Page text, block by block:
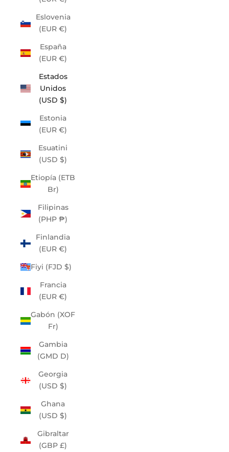
Eslovenia
(EUR €)
España
(EUR €)
Estados
Unidos
(USD $)
Estonia
(EUR €)
Esuatini
(USD $)
Etiopía (ETB
Br)
Filipinas
(PHP ₱)
Finlandia
(EUR €)
Fiyi (FJD $)
Francia
(EUR €)
Gabón (XOF
Fr)
Gambia
(GMD D)
Georgia
(USD $)
Ghana
(USD $)
Gibraltar
(GBP £)